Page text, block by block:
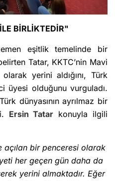
BİRLİKTEDİR"
eşitlik temelinde bir
Tatar, KKTC’nin Mavi
yerini aldığını, Türk
üyesi olduğunu vurguladı.
dünyasının ayrılmaz bir
Ersin Tatar konuyla ilgili
açılan bir penceresi olarak
her geçen gün daha da
yerini almaktadır. Eğer